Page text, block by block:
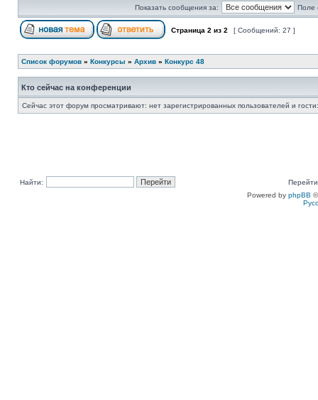
Показать сообщения за: Поле
Страница 2 из 2 [ Сообщений: 27 ]
Список форумов » Конкурсы » Архив » Конкурс 48
Кто сейчас на конференции
Сейчас этот форум просматривают: нет зарегистрированных пользователей и
Найти:
Powered by phpBB